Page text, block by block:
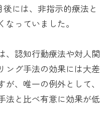
後には、非指示的療法と
っていました。
、認知行動療法や対人関
ング手法の効果には大差
、唯一の例外として、
法と比べ有意に効果が低